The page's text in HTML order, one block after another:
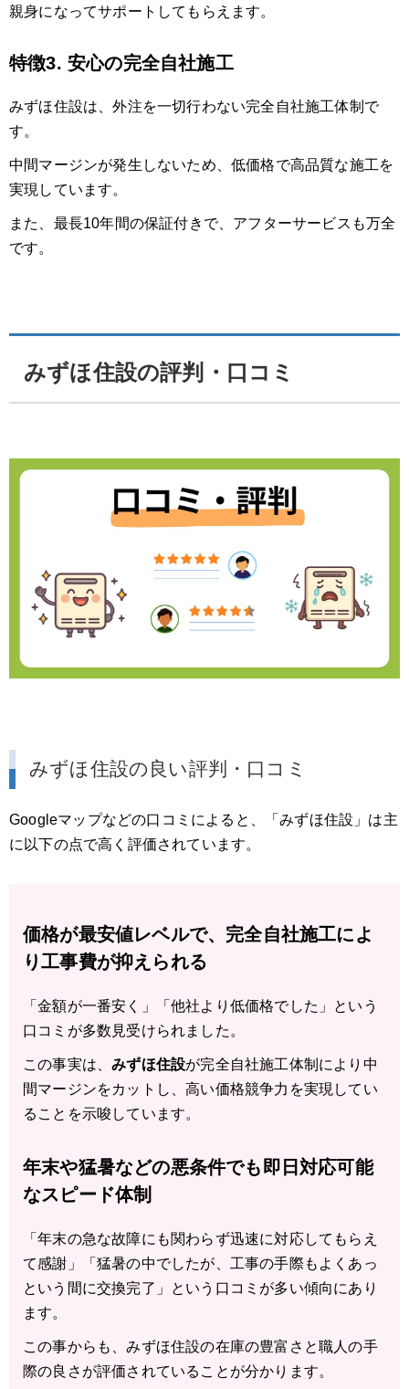
親身になってサポートしてもらえます。
特徴3. 安心の完全自社施工
みずほ住設は、外注を一切行わない完全自社施工体制で
す。
中間マージンが発生しないため、低価格で高品質な施工を
実現しています。
また、最長10年間の保証付きで、アフターサービスも万全
です。
みずほ住設の評判・口コミ
みずほ住設の良い評判・口コミ
Googleマップなどの口コミによると、「みずほ住設」は主
に以下の点で高く評価されています。
価格が最安値レベルで、完全自社施工によ
り工事費が抑えられる
「金額が一番安く」「他社より低価格でした」という
口コミが多数見受けられました。
この事実は、みずほ住設が完全自社施工体制により中
間マージンをカットし、高い価格競争力を実現してい
ることを示唆しています。
年末や猛暑などの悪条件でも即日対応可能
なスピード体制
「年末の急な故障にも関わらず迅速に対応してもらえ
て感謝」「猛暑の中でしたが、工事の手際もよくあっ
という間に交換完了」という口コミが多い傾向にあり
ます。
この事からも、みずほ住設の在庫の豊富さと職人の手
際の良さが評価されていることが分かります。